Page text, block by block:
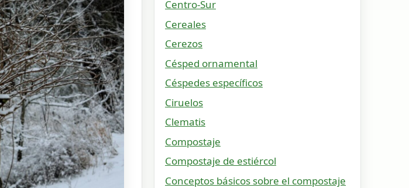
Centro-Sur
Cereales
Cerezos
Césped ornamental
Céspedes específicos
Ciruelos
Clematis
Compostaje
Compostaje de estiércol
Conceptos básicos sobre el compostaje